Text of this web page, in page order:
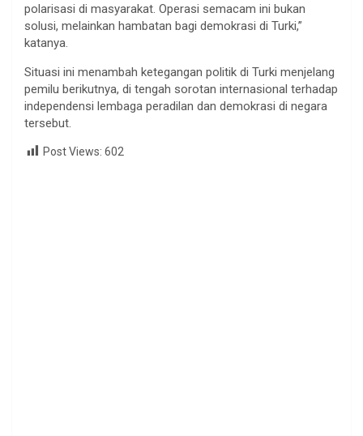
polarisasi di masyarakat. Operasi semacam ini bukan
solusi, melainkan hambatan bagi demokrasi di Turki,”
katanya.
Situasi ini menambah ketegangan politik di Turki menjelang
pemilu berikutnya, di tengah sorotan internasional terhadap
independensi lembaga peradilan dan demokrasi di negara
tersebut.
Post Views: 602